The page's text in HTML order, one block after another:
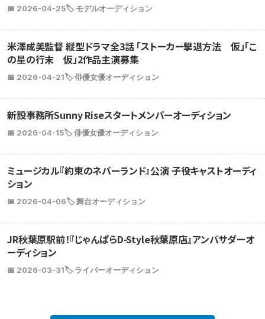
📅 2026-04-25🏷️ モデルオーディション
米澤成美監督 縦型ドラマ全3話 「ストーカー撃退方法 仮」「こ
の星の行末 仮」2作品主演募集
📅 2026-04-21🏷️ 俳優女優オーディション
新設事務所Sunny Riseスタートメンバーオーディション
📅 2026-04-15🏷️ 俳優女優オーディション
ミュージカル『約束のネバーランド』公演 子役キャストオーディ
ション
📅 2026-04-06🏷️ 舞台オーディション
JR秋葉原駅前！『じゃんぱらD-Style秋葉原店』アンバサダーオ
ーディション
📅 2026-03-31🏷️ ライバーオーディション